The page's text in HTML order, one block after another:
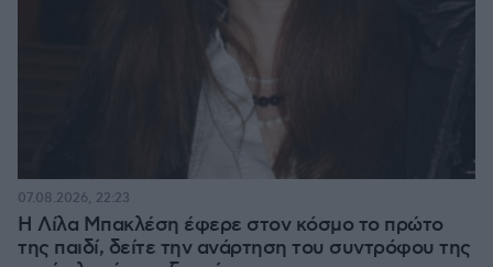
Η Λίλα Μπακλέση έφερε στον κόσμο το πρώτο
της παιδί, δείτε την ανάρτηση του συντρόφου της
07.08.2026, 22:23